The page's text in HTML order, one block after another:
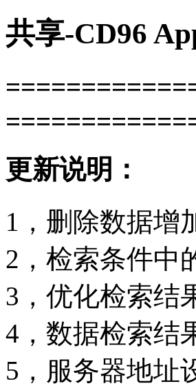
共享-CD96
更新说明：
1，删除数据增
2，检索条件中
3，优化检索结
4，数据检索结
5，服务器地址